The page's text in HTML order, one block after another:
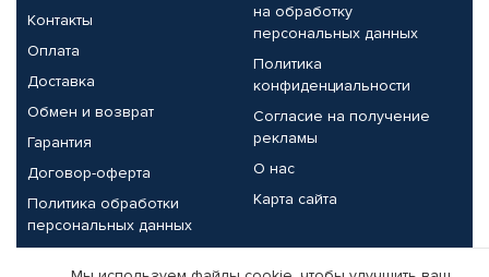
Контакты
Оплата
Доставка
Обмен и возврат
Гарантия
Договор-оферта
Политика обработки
персональных данных
на обработку
персональных данных
Политика
конфиденциальности
Согласие на получение
рекламы
О нас
Карта сайта